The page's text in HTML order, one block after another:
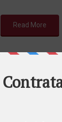
Read More